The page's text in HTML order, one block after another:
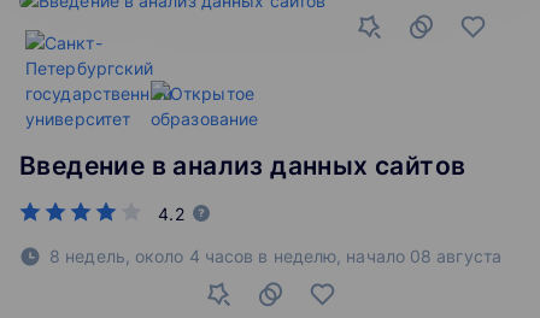
Введение в анализ данных сайтов
4.2
8 недель, около 4 часов в неделю, начало 08 августа